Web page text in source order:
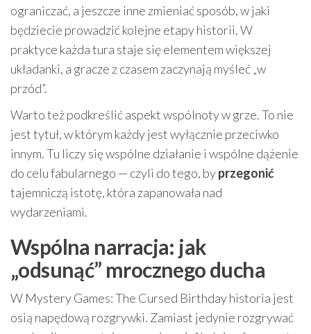
ograniczać, a jeszcze inne zmieniać sposób, w jaki
będziecie prowadzić kolejne etapy historii. W
praktyce każda tura staje się elementem większej
układanki, a gracze z czasem zaczynają myśleć „w
przód”.
Warto też podkreślić aspekt wspólnoty w grze. To nie
jest tytuł, w którym każdy jest wyłącznie przeciwko
innym. Tu liczy się wspólne działanie i wspólne dążenie
do celu fabularnego — czyli do tego, byprzegonić
tajemniczą istotę, która zapanowała nad
wydarzeniami.
Wspólna narracja: jak
„odsunąć” mrocznego ducha
W Mystery Games: The Cursed Birthday historia jest
osią napędową rozgrywki. Zamiast jedynie rozgrywać